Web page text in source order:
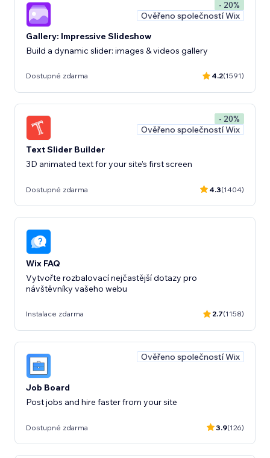
- 20%
Ověřeno společností Wix
Gallery: Impressive Slideshow
Build a dynamic slider: images & videos gallery
Dostupné zdarma 4.2(1591)
- 20%
Ověřeno společností Wix
Text Slider Builder
3D animated text for your site’s first screen
Dostupné zdarma 4.3(1404)
Wix FAQ
Vytvořte rozbalovací nejčastější dotazy pro
návštěvníky vašeho webu
Instalace zdarma 2.7(1158)
Ověřeno společností Wix
Job Board
Post jobs and hire faster from your site
Dostupné zdarma 3.9(126)